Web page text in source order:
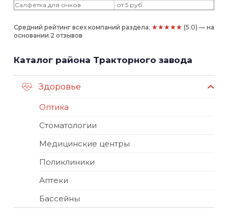
Салфетка для очков
от 5 руб.
Средний рейтинг всех компаний раздела: ★★★★★ (5.0) — на
основании 2 отзывов
Каталог района Тракторного завода
Здоровье
Оптика
Стоматологии
Медицинские центры
Поликлиники
Аптеки
Бассейны